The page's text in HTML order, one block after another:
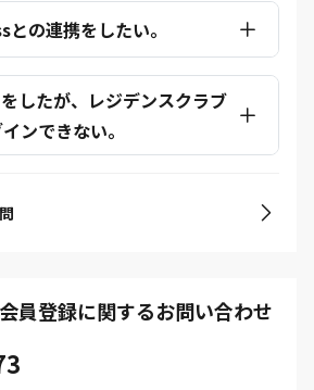
の連携をしたい。
したが、レジデンスクラブ
ンできない。
員登録に関するお問い合わせ